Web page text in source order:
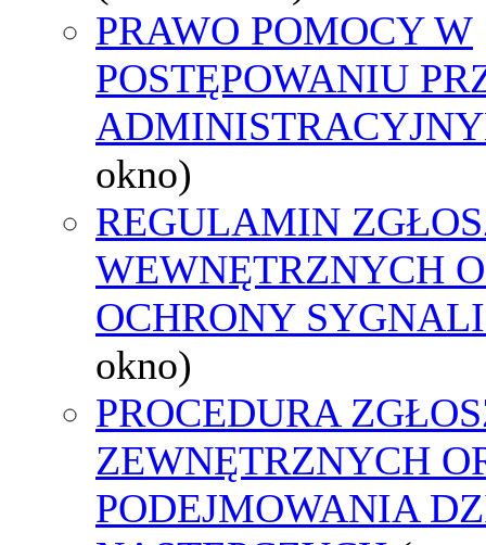
PRAWO POMOCY W
POSTĘPOWANIU
okno)
REGULAMIN
WEWNĘTRZNYCH
OCHRONY
okno)
PROCEDURA
ZEWNĘTRZNYCH
PODEJMOWANIA